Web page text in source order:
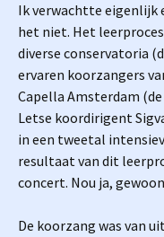
Ik verwachtte eigenlijk
het niet. Het
diverse conservatoria
ervaren koorzangers
Capella Amsterdam
Letse koordirigent
in een tweetal
resultaat van dit
concert. Nou ja,
De koorzang was van